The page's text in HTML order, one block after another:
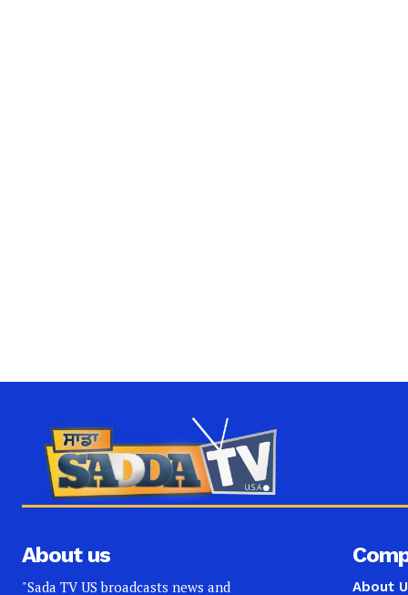
About us
"Sada TV US broadcasts news and About